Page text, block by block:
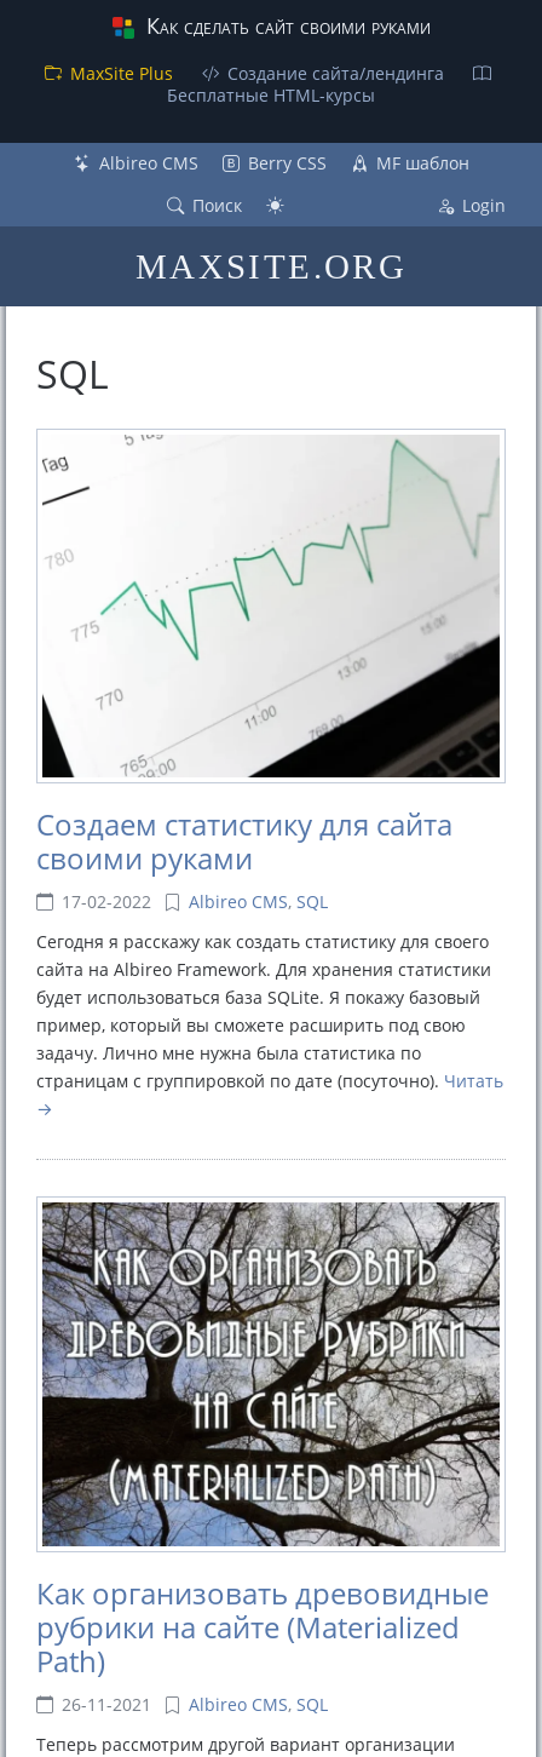
Как сделать сайт своими руками
MaxSite Plus
Создание сайта/лендинга
Бесплатные НТML-курсы
MAXSITE.ORG
Albireo CMS Berry CSS
MF шаблон
Поиск
Login
SQL
Создаем статистику для сайта
своими руками
17-02-2022 Albireo CMS, SQL
Сегодня я расскажу как создать статистику для своего
сайта на Albireo Framework. Для хранения статистики
будет использоваться база SQLite. Я покажу базовый
пример, который вы сможете расширить под свою
задачу. Лично мне нужна была статистика по
страницам с группировкой по дате (посуточно). Читать
Как организовать древовидные
рубрики на сайте (Materialized
Path)
26-11-2021 Albireo CMS, SQL
Теперь рассмотрим другой вариант организации